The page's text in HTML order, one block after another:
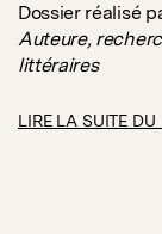
Dossier réalisé
Auteure,
littéraires
LIRE LA SUITE DU